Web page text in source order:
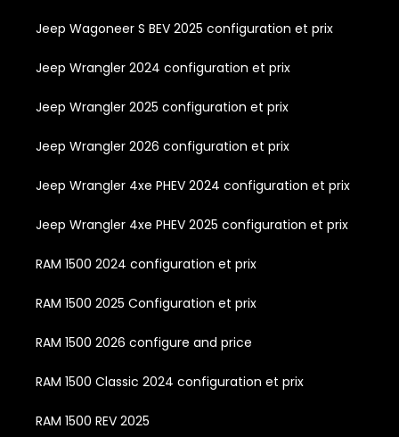
Jeep Wagoneer S BEV 2025 configuration et prix
Jeep Wrangler 2024 configuration et prix
Jeep Wrangler 2025 configuration et prix
Jeep Wrangler 2026 configuration et prix
Jeep Wrangler 4xe PHEV 2024 configuration et prix
Jeep Wrangler 4xe PHEV 2025 configuration et prix
RAM 1500 2024 configuration et prix
RAM 1500 2025 Configuration et prix
RAM 1500 2026 configure and price
RAM 1500 Classic 2024 configuration et prix
RAM 1500 REV 2025